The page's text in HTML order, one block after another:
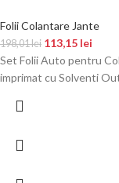
Folii Colantare Jante
198,01lei 113,15 lei
Set Folii Auto pentru
imprimat cu Solventi